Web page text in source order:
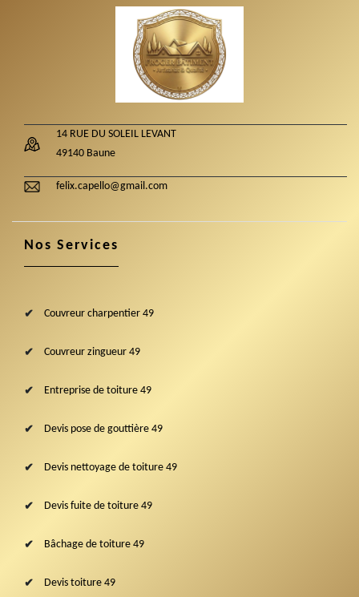
14 RUE DU SOLEIL LEVANT
49140 Baune
felix.capello@gmail.com
Nos Services
Couvreur charpentier 49
Couvreur zingueur 49
Entreprise de toiture 49
Devis pose de gouttière 49
Devis nettoyage de toiture 49
Devis fuite de toiture 49
Bâchage de toiture 49
Devis toiture 49